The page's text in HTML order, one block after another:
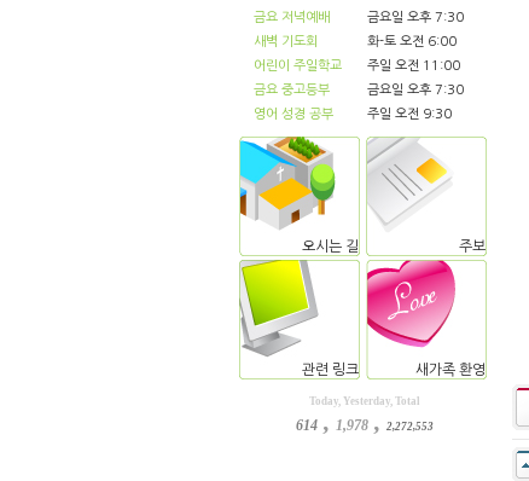
금요 저녁예배
금요일 오후 7:30
새벽 기도회
화-토 오전 6:00
어린이 주일학교
주일 오전 11:00
금요 중고등부
금요일 오후 7:30
영어 성경 공부
주일 오전 9:30
오시는 길 주보
관련 링크 새가족 환영
Today, Yesterday, Total
614 , 1,978 , 2,272,553